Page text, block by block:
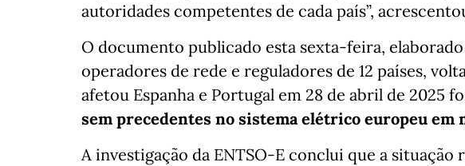
autoridades competentes de cada país”,
O documento publicado esta sexta-feira,
operadores de rede e reguladores de 12 países,
afetou Espanha e Portugal em 28 de abril de 2025
sem precedentes no sistema elétrico europeu em
A investigação da ENTSO-E conclui que a